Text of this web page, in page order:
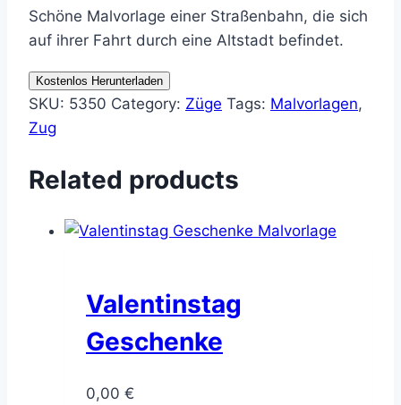
Schöne Malvorlage einer Straßenbahn, die sich
auf ihrer Fahrt durch eine Altstadt befindet.
Kostenlos Herunterladen
SKU: 5350 Category: Züge Tags: Malvorlagen,
Zug
Related products
Valentinstag
Geschenke
0,00 €